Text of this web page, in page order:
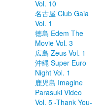
Vol. 10
名古屋 Club Gaia
Vol. 1
徳島 Edem The
Movie Vol. 3
広島 Zeus Vol. 1
沖縄 Super Euro
Night Vol. 1
鹿児島 Imagine
Parasuki Video
Vol. 5 -Thank You-